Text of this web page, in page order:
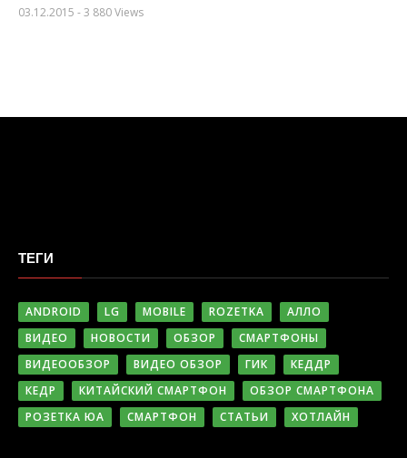
03.12.2015 - 3 880 Views
ТЕГИ
ANDROID LG MOBILE ROZETKA
АЛЛО
ВИДЕО
НОВОСТИ ОБЗОР
СМАРТФОНЫ
ВИДЕООБЗОР
ВИДЕО ОБЗОР ГИК
КЕДДР
КЕДР
КИТАЙСКИЙ СМАРТФОН
ОБЗОР СМАРТФОНА
РОЗЕТКА ЮА
СМАРТФОН СТАТЬИ ХОТЛАЙН